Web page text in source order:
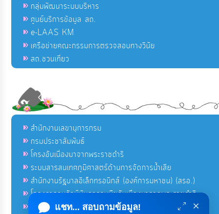
กลุ่มพัฒนาระบบบริหาร
ศูนย์บริการข้อมูล สถ.
e-LAAS KM
เครือข่ายคณะกรรมการตรวจสอบทางวินัย
สถ.ชวนเที่ยว
สำนักงานเลขานุการกรม
กรมประชาสัมพันธ์
โครงอันเนื่องมาจากพระราชดำริ
ระบบสารสนเทศภูมิศาสตร์ด้านการจัดการน้ำเสีย
สำนักงานรัฐบาลอิเล็กทรอนิกส์ (องค์การมหาชน) (สรอ.)
โครงการอนุรักษ์พันธุกรรมพืชอันเนื่องมาจากพระราชดำริ
คลังข่าวมหาไทย
แชท... สอบถามข้อมูล! ×